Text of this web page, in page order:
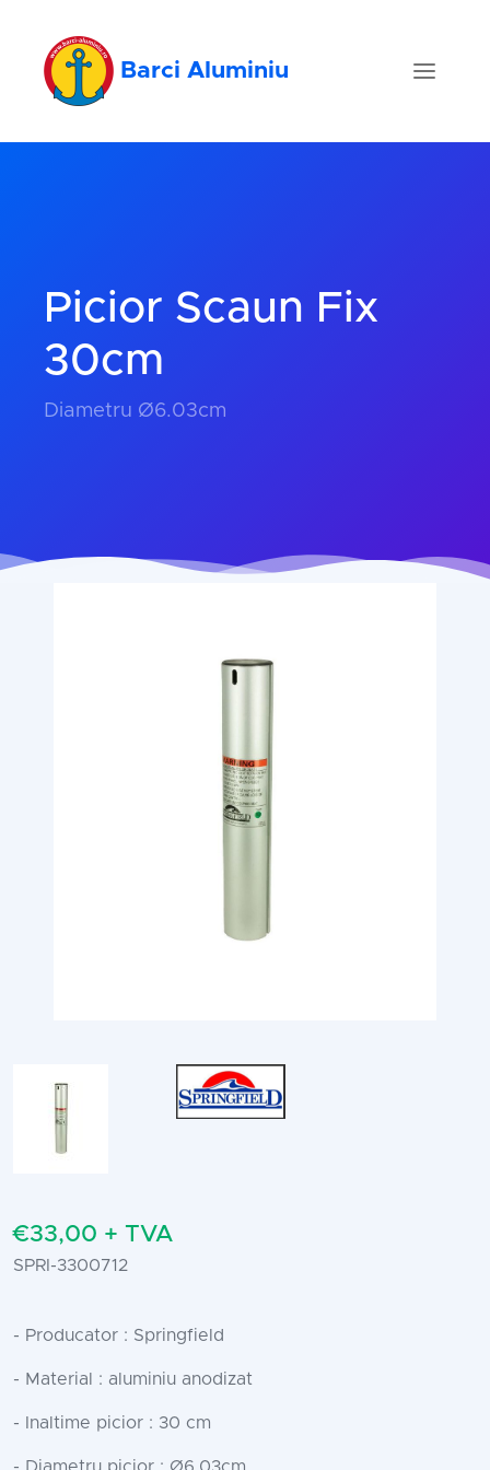
Barci Aluminiu
Picior Scaun Fix
30cm
Diametru Ø6.03cm
€33,00 + TVA
SPRI-3300712
- Producator : Springfield
- Material : aluminiu anodizat
- Inaltime picior : 30 cm